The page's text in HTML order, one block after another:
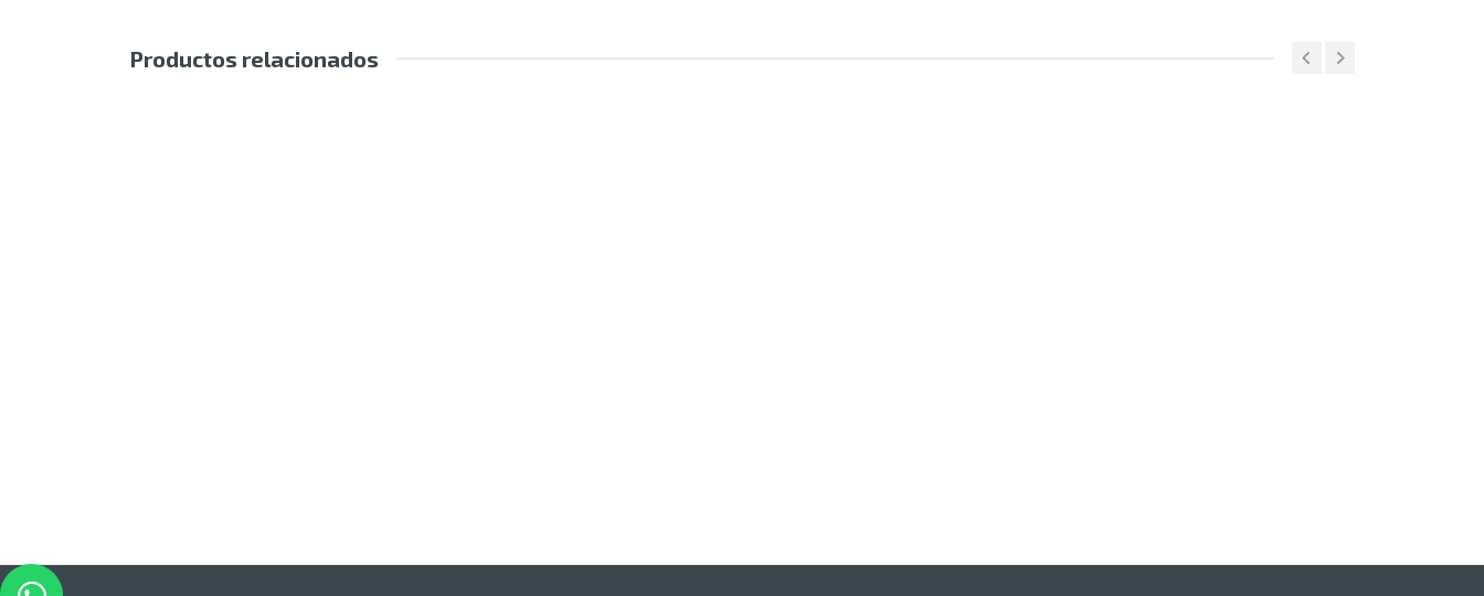
Productos relacionados